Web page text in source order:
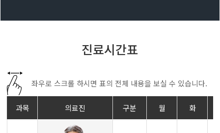
진료시간표
좌우로 스크롤 하시면 표의 전체 내용을 보실 수 있습니다.
과목 의료진 구분 월 화